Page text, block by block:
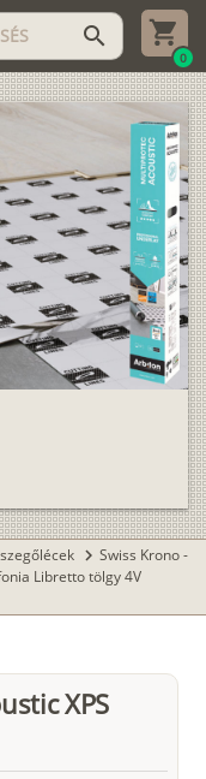
search
0
chevron_right Swiss Krono -
Libretto tölgy 4V
XPS